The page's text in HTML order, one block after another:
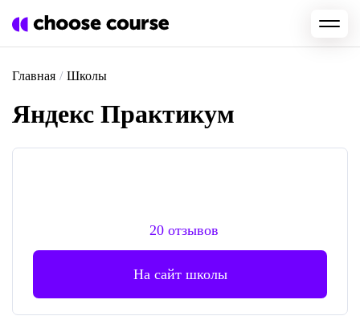
Главная / Школы
Яндекс Практикум
20 отзывов
На сайт школы